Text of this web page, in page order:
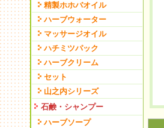
精製ホホバオイル
ハーブウォーター
マッサージオイル
ハチミツパック
ハーブクリーム
セット
山之内シリーズ
石鹸・シャンプー
ハーブソープ